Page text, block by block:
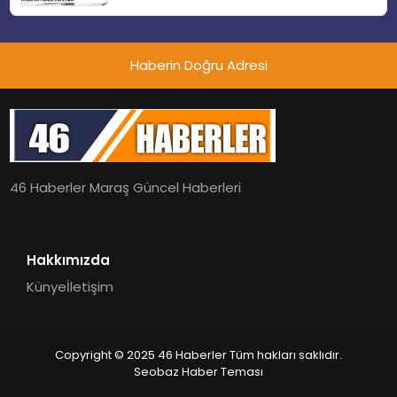
Haberin Doğru Adresi
46 Haberler Maraş Güncel Haberleri
Hakkımızda
Künyeİletişim
Copyright © 2025 46 Haberler Tüm hakları saklıdır.
Seobaz Haber Teması